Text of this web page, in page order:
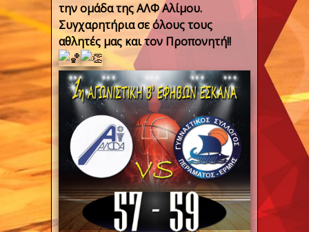
την ομάδα της ΑΛΦ Αλίμου.
Συγχαρητήρια σε όλους τους
αθλητές μας και τον Προπονητή!!